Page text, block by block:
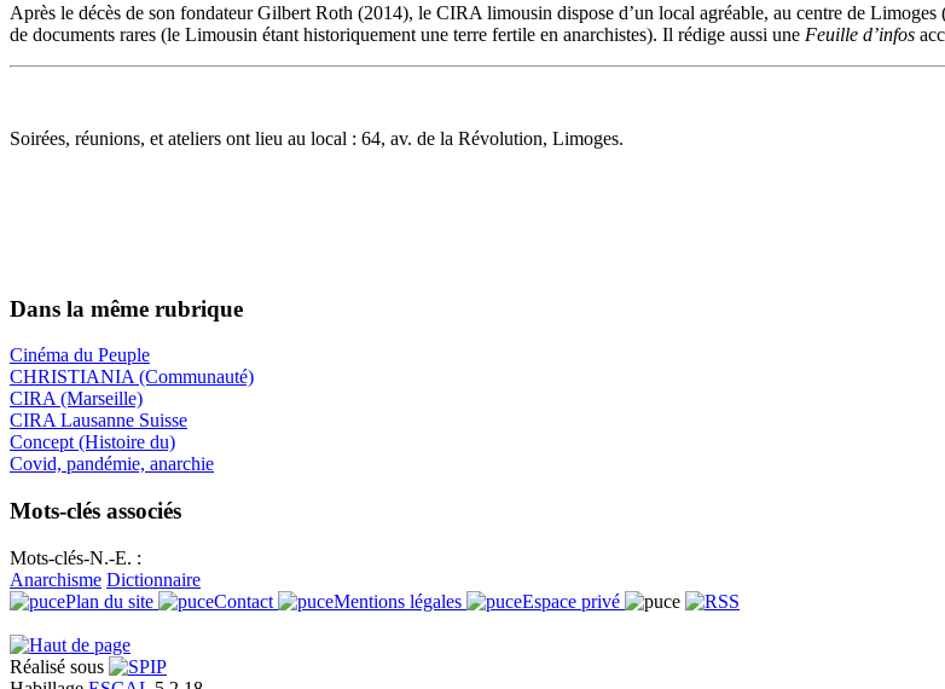
Après le décès de son fondateur Gilbert Roth (2014), le CIRA limousin dispose d’un local agréable, au centre de
de documents rares (le Limousin étant historiquement une terre fertile en anarchistes). Il rédige aussi une Feuille d’infos
Soirées, réunions, et ateliers ont lieu au local : 64, av. de la Révolution, Limoges.
Dans la même rubrique
Cinéma du Peuple
CHRISTIANIA (Communauté)
CIRA (Marseille)
CIRA Lausanne Suisse
Concept (Histoire du)
Covid, pandémie, anarchie
Mots-clés associés
Mots-clés-N.-E. :
Anarchisme Dictionnaire
Plan du site
Contact Mentions légales Espace privé
Réalisé sous